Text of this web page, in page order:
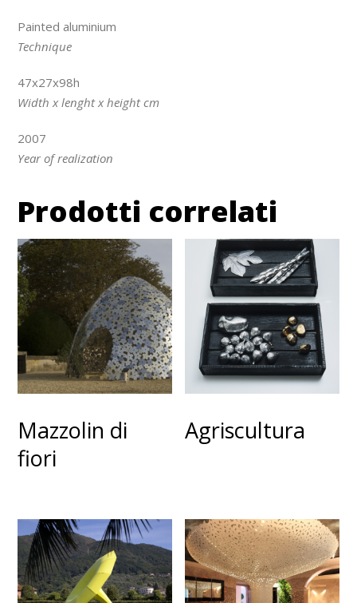
Painted aluminium
Technique
47x27x98h
Width x lenght x height cm
2007
Year of realization
Prodotti correlati
Mazzolin di
fiori
Agriscultura